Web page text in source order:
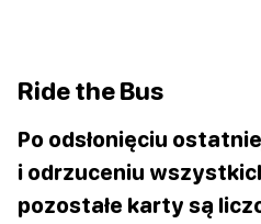
Ride the Bus
Po odsłonięciu
i odrzuceniu
pozostałe karty są